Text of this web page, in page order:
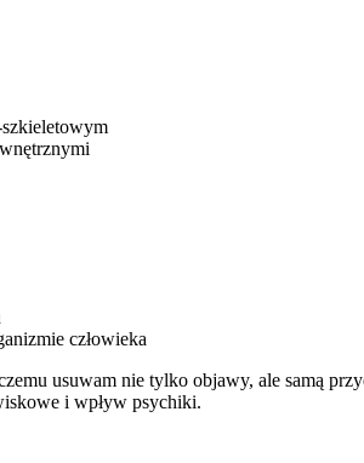
szkieletowym
człowieka
usuwam nie tylko objawy, ale samą
i wpływ psychiki.